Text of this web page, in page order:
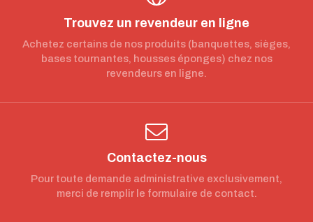
Trouvez un revendeur en ligne
Achetez certains de nos produits (banquettes, sièges,
bases tournantes, housses éponges) chez nos
revendeurs en ligne.
Contactez-nous
Pour toute demande administrative exclusivement,
merci de remplir le formulaire de contact.